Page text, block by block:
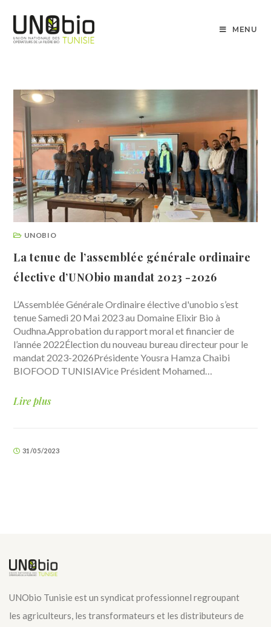
MENU
UNOBIO
La tenue de l’assemblée générale ordinaire
élective d’UNObio mandat 2023 -2026
L’Assemblée Générale Ordinaire élective d'unobio s’est
tenue Samedi 20 Mai 2023 au Domaine Elixir Bio à
Oudhna.Approbation du rapport moral et financier de
l’année 2022Élection du nouveau bureau directeur pour le
mandat 2023-2026Présidente Yousra Hamza Chaibi
BIOFOOD TUNISIAVice Président Mohamed…
Lire plus
31/05/2023
UNObio Tunisie est un syndicat professionnel regroupant
les agriculteurs, les transformateurs et les distributeurs de